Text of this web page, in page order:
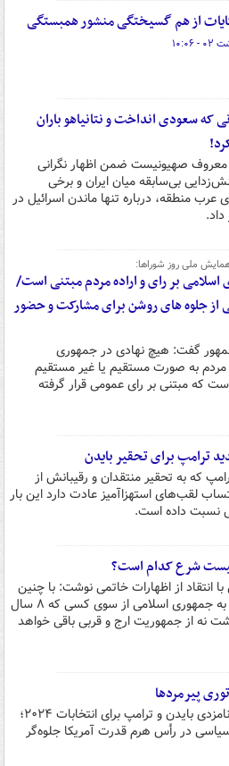
از هم گسیختگی منشور همبستگی
که سعودی ‌انداخت و نتانیاهو باران
معروف صهیونیست ضمن اظهار نگرانی
بی‌سابقه میان ایران و برخی
عرب منطقه، درباره تنها ماندن اسرائیل در
ملی روز شوراها:
بر رای و اراده مردم مبتنی است/
از جلوه های روشن برای مشارکت و حضور
گفت: هیچ نهادی در جمهوری
مردم به صورت مستقیم یا غیر مستقیم
که مبتنی بر رای عمومی قرار گرفته
ترامپ برای تحقیر بایدن
که به تحقیر منتقدان و رقیبانش از
لقب‌های استهزاآمیز عادت دارد این بار
نسبت داده است.
شرع کدام است؟
با انتقاد از اظهارات خاتمی نوشت: با چنین
اعتقادی به جمهوری اسلامی از سوی کسی که ۸ سال
نه از جمهوریت ارج و قربی باقی خواهد
پیرمردها
با اعلام نامزدی بایدن و ترامپ برای انتخابات ۲۰۲۴؛
در رأس هرم قدرت آمریکا جلوه‌گر